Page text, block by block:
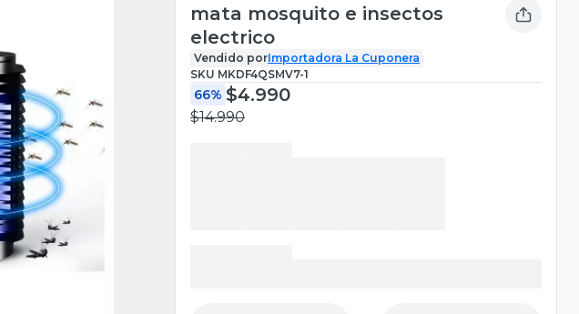
mata mosquito e insectos
electrico
Vendido porImportadora La Cuponera
SKU MKDF4QSMV7-1
66% $4.990
$14.990